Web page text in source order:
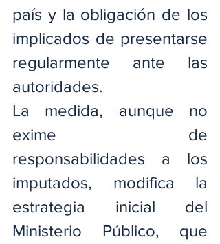
país y la obligación de los
implicados de presentarse
regularmente ante las
autoridades.
La medida, aunque no
exime de
responsabilidades a los
imputados, modifica la
estrategia inicial del
Ministerio Público, que